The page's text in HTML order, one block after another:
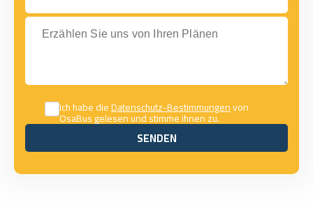
Erzählen Sie uns von Ihren Plänen
Ich habe dieDatenschutz-Bestimmungenvon
OsaBus gelesen und stimme ihnen zu.
SENDEN
SENDEN